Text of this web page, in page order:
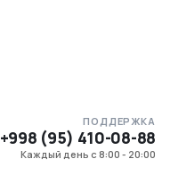
ПОДДЕРЖКА
+998 (95) 410-08-88
Каждый день с 8:00 - 20:00